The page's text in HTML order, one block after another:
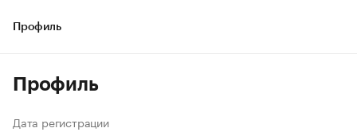
Профиль
Профиль
Дата регистрации